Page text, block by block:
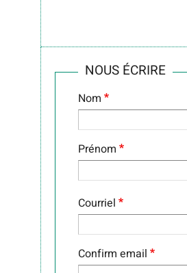
NOUS ÉCRIRE
Nom
Prénom
COURRIEL
Courriel
Confirm email